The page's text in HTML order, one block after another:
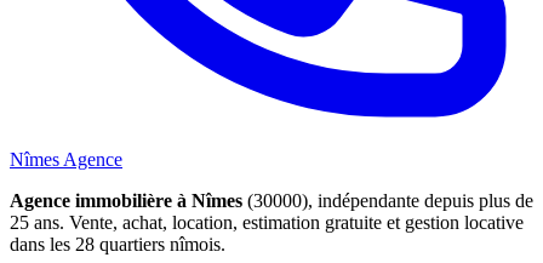
Nîmes Agence
Agence immobilière à Nîmes (30000), indépendante depuis plus de
25 ans. Vente, achat, location, estimation gratuite et gestion locative
dans les 28 quartiers nîmois.